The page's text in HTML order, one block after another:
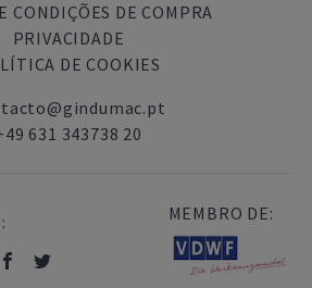
CONDIÇÕES DE COMPRA
PRIVACIDADE
DE COOKIES
631 343738 20
MEMBRO DE: